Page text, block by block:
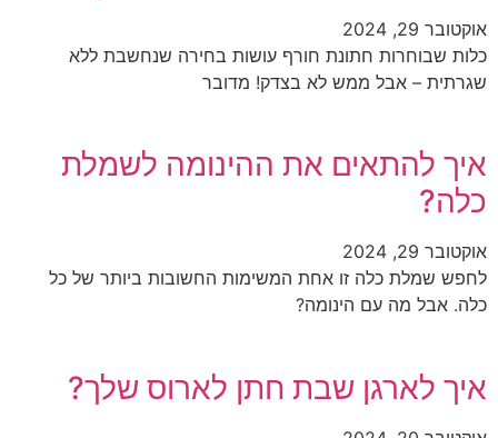
אוקטובר 29, 2024
כלות שבוחרות חתונת חורף עושות בחירה שנחשבת ללא
שגרתית – אבל ממש לא בצדק! מדובר
איך להתאים את ההינומה לשמלת
כלה?
אוקטובר 29, 2024
לחפש שמלת כלה זו אחת המשימות החשובות ביותר של כל
כלה. אבל מה עם הינומה?
איך לארגן שבת חתן לארוס שלך?